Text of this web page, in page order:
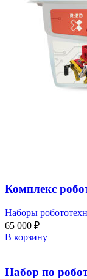
Комплекс
Наборы
65 000 ₽
В корзину
Набор по